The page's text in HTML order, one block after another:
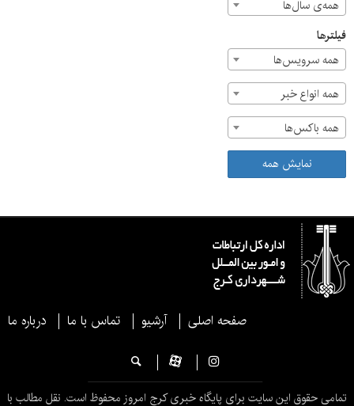
همه‌ی سال‌ها
فیلترها
همه سرویس‌ها
همه انواع خبر
همه باکس‌ها
نمایش همه
صفحه اصلی آرشیو تماس با ما درباره ما
تمامی حقوق این سایت برای پایگاه خبری کرج امروز محفوظ است. نقل مطالب با